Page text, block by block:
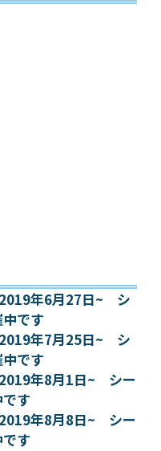
年6月27日~ シ
です
年7月25日~ シ
です
年8月1日~ シー
す
年8月8日~ シー
す